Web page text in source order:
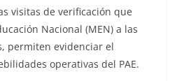
visitas de verificación que
Nacional (MEN) a las
permiten evidenciar el
operativas del PAE.